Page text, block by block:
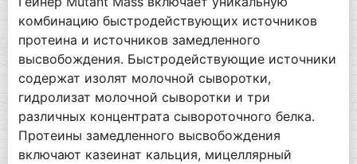
комбинацию быстродействующих источников
протеина и источников замедленного
высвобождения. Быстродействующие источники
содержат изолят молочной сыворотки,
гидролизат молочной сыворотки и три
различных концентрата сывороточного белка.
Протеины замедленного высвобождения
включают казеинат кальция, мицеллярный